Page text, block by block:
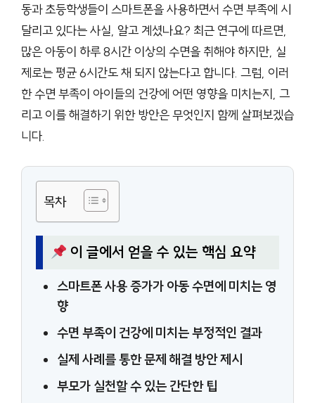
동과 초등학생들이 스마트폰을 사용하면서 수면 부족에 시
달리고 있다는 사실, 알고 계셨나요? 최근 연구에 따르면,
많은 아동이 하루 8시간 이상의 수면을 취해야 하지만, 실
제로는 평균 6시간도 채 되지 않는다고 합니다. 그럼, 이러
한 수면 부족이 아이들의 건강에 어떤 영향을 미치는지, 그
리고 이를 해결하기 위한 방안은 무엇인지 함께 살펴보겠습
니다.
목차
이 글에서 얻을 수 있는 핵심 요약
스마트폰 사용 증가가 아동 수면에 미치는 영
향
수면 부족이 건강에 미치는 부정적인 결과
실제 사례를 통한 문제 해결 방안 제시
부모가 실천할 수 있는 간단한 팁